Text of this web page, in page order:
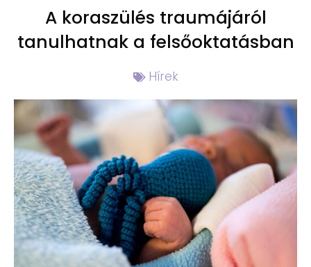
A koraszülés traumájáról
tanulhatnak a felsőoktatásban
Hírek